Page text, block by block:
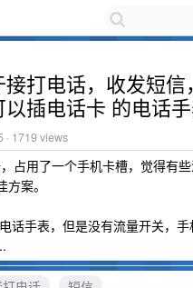
打电话，收发短信
插电话卡 的电话
· 1719 views
占用了一个手机卡槽，觉得有
案。
话手表，但是没有流量开关，